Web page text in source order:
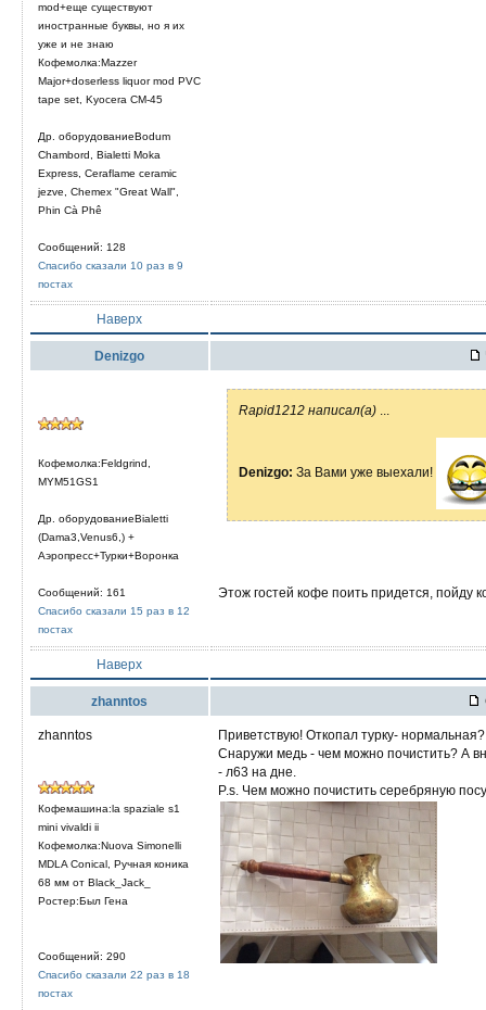
mod+еще существуют
иностранные буквы, но я их
уже и не знаю
Кофемолка:Mazzer
Major+doserless liquor mod PVC
tape set, Kyocera CM-45
Др. оборудованиеBodum
Chambord, Bialetti Moka
Express, Ceraflame ceramic
jezve, Chemex "Great Wall",
Phin Cà Phê
Сообщений: 128
Спасибо сказали 10 раз в 9
постах
Наверх
Denizgo
Кофемолка:Feldgrind,
MYM51GS1
Др. оборудованиеBialetti
(Dama3,Venus6,) +
Аэропресс+Турки+Воронка
Сообщений: 161
Спасибо сказали 15 раз в 12
постах
Rapid1212 написал(а)
Denizgo: За Вами уже выехали!
Этож гостей кофе поить придется, пойду
Наверх
zhanntos
zhanntos
Кофемашина:la spaziale s1
mini vivaldi ii
Кофемолка:Nuova Simonelli
MDLA Conical, Ручная коника
68 мм от Black_Jack_
Ростер:Был Гена
Сообщений: 290
Спасибо сказали 22 раз в 18
постах
Приветствую! Откопал турку-
Снаружи медь - чем можно почистить? А
- л63 на дне.
P.s. Чем можно почистить серебряную